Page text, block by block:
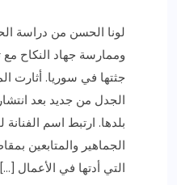
لونا الحسن من دراسة
وممارسة جهاد النكاح
جثتها في سوريا. أثارت
الجدل من جديد بعد
بلدها. ارتبط اسم
الجماهير والمتابعين
التي أدتها في الأعمال […]